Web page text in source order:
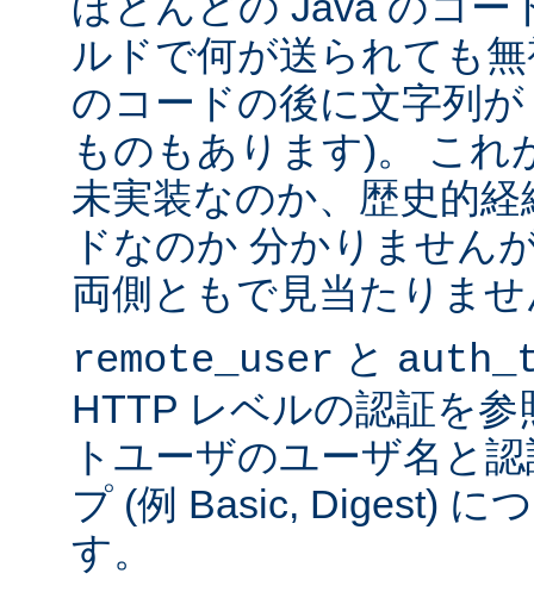
ルドで何が送られても
のコードの後に文字列
ものもあります)。 これ
未実装なのか、歴史的
ドなのか 分かりません
両側ともで見当たりま
remote_user と
HTTP レベルの認証を
トユーザのユーザ名と
プ (例 Basic, Digest) に
す。